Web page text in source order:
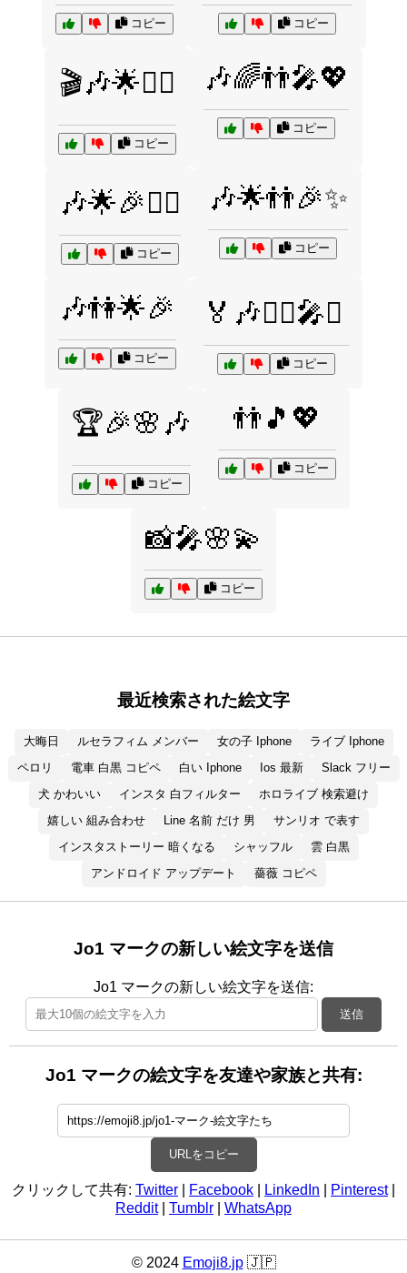
コピー コピー
🎬🎶🌟👯‍♂️
コピー
🎶🌈👬🎤💖
コピー
🎶🌟🎉👯‍♂️
コピー
🎶🌟👬🎉✨
コピー
🎶👫🌟🎉
コピー
🏅🎶👯‍♂️🎤✨
コピー
🏆🎉🌸🎶
コピー
👬🎵💖
コピー
📸🎤🌸💫
コピー
最近検索された絵文字
大晦日 ルセラフィム メンバー 女の子 Iphone
ライブ Iphone
ペロリ
電車 白黒 コピペ 白い Iphone Ios 最新
Slack フリー
犬 かわいい
インスタ 白フィルター
ホロライブ 検索避け
嬉しい 組み合わせ
Line 名前 だけ 男
サンリオ で表す
インスタストーリー 暗くなる
シャッフル
雲 白黒
アンドロイド アップデート
薔薇 コピペ
Jo1 マークの新しい絵文字を送信
Jo1 マークの新しい絵文字を送信:
送信
Jo1 マークの絵文字を友達や家族と共有:
URLをコピー
クリックして共有: Twitter Facebook LinkedIn Pinterest|
Reddit| Tumblr WhatsApp
© 2024 Emoji8.jp🇯🇵